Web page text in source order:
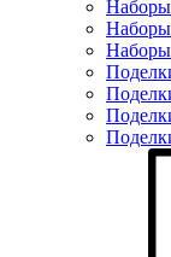
Наборы
Наборы
Наборы